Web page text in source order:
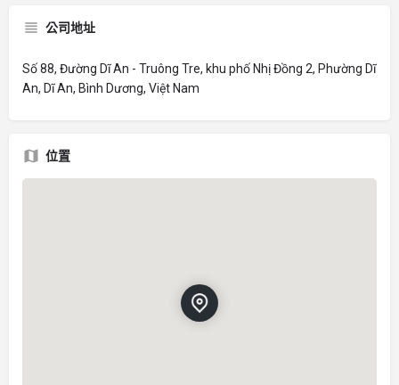
公司地址
Số 88, Đường Dĩ An - Truông Tre, khu phố Nhị Đồng 2, Phường Dĩ
An, Dĩ An, Bình Dương, Việt Nam
位置